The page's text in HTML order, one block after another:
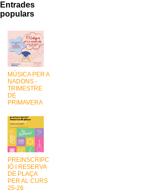
Entrades
populars
MÚSICA PER A
NADONS -
TRIMESTRE
DE
PRIMAVERA
PREINSCRIPC
IÓ I RESERVA
DE PLAÇA
PER AL CURS
25-26